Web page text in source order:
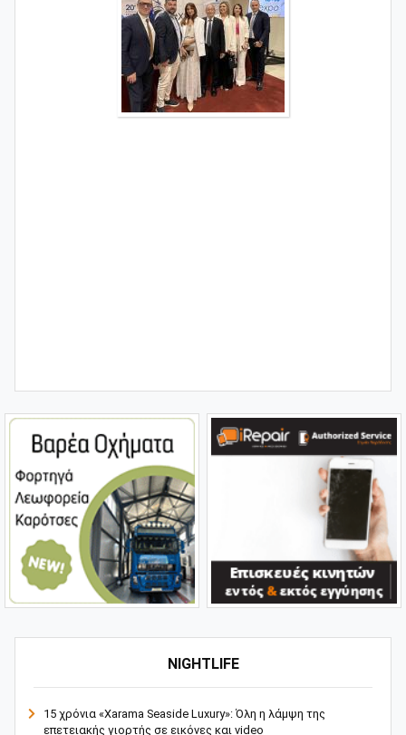
NIGHTLIFE
15 χρόνια «Xarama Seaside Luxury»: Όλη η λάμψη της
επετειακής γιορτής σε εικόνες και video